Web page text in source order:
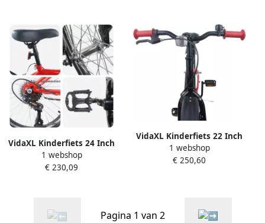
VidaXL Kinderfiets 24 Inch
6-Snelheid voor 8-12 jaar
oud Rood
1 webshop
€ 230,09
VidaXL Kinderfiets 22 Inch
voor 7-12 jaar oud Rood en
Zwart
1 webshop
€ 250,60
Pagina 1 van 2